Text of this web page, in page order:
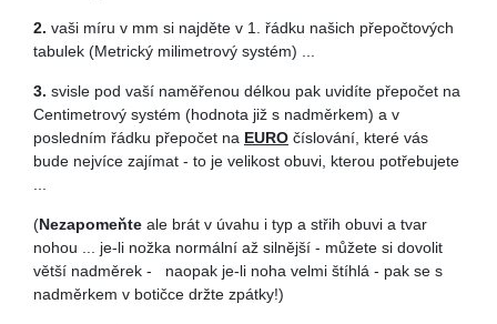
2. vaši míru v mm si najděte v 1. řádku našich přepočtových
tabulek (Metrický milimetrový systém) ...
3. svisle pod vaší naměřenou délkou pak uvidíte přepočet na
Centimetrový systém (hodnota již s nadměrkem) a v
posledním řádku přepočet na EURO číslování, které vás
bude nejvíce zajímat - to je velikost obuvi, kterou potřebujete
(Nezapomeňte ale brát v úvahu i typ a střih obuvi a tvar
nohou ... je-li nožka normální až silnější - můžete si dovolit
větší nadměrek - naopak je-li noha velmi štíhlá - pak se s
nadměrkem v botičce držte zpátky!)